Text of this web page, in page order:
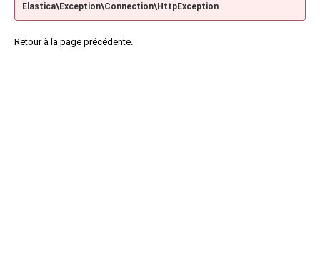
Elastica\Exception\Connection\HttpException
Retour à la page précédente.